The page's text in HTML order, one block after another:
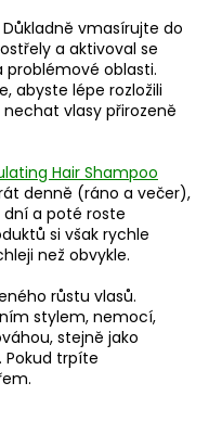
vmasírujte do
a aktivoval se
problémové oblasti.
abyste lépe rozložili
vlasy přirozeně
Hair Shampoo
denně (ráno a večer),
dní a poté roste
si však rychle
než obvykle.
růstu vlasů.
stylem, nemocí,
stejně jako
Pokud trpíte